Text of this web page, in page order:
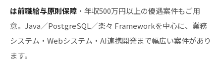
は前職給与原則保障 ・年収500万円以上の優遇案件もご用
意。Java／PostgreSQL／楽々 Frameworkを中心に、業務
システム・Webシステム・AI連携開発まで幅広い案件があり
ます。